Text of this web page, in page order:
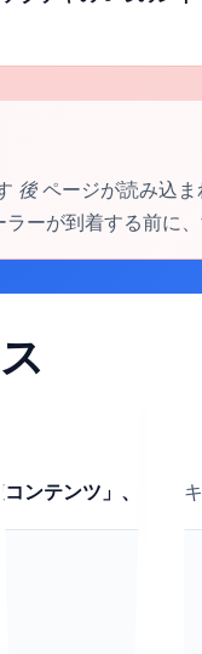
後ページが読み込ま
ーが到着する前に
ンテンツ」、 ラン